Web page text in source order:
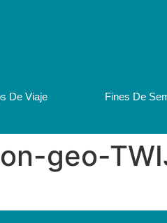
De Viaje Fines De
geo-